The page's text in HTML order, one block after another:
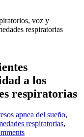
voz y
respiratorias
a los
respiratorias
apnea del sueño,
respiratorias,